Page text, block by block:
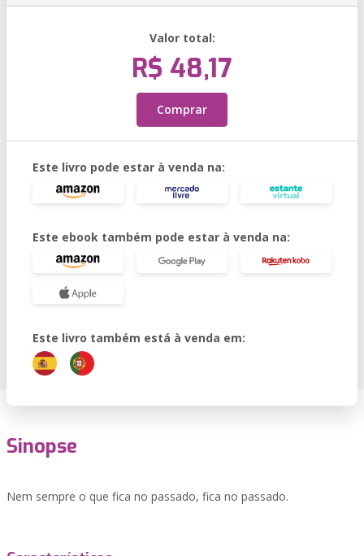
Valor total:
R$ 48,17
Comprar
Este livro pode estar à venda na:
Este ebook também pode estar à venda na:
Este livro também está à venda em:
Sinopse
Nem sempre o que fica no passado, fica no passado.